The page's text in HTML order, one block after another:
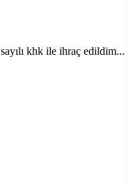
khk ile ihraç edildim...